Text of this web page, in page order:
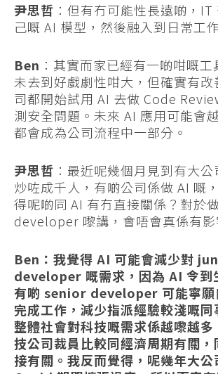
尹思哲 ：但有冇可能性長遠啲，
己嘅 AI 模型，然後融入到日常工
Ben ：其實而家已經有一啲咁嘅
未去到好戲劇性咁大，但確實有改
司都開始試用 AI 去做 Code
測安全問題。未來 AI 應用可能會
都會成為公司流程中一部分。
尹思哲 ：最近呢幾個月見到有大
炒咗成千人，有啲公司係做 AI 嘅
得呢啲同 AI 有冇直接關係？對於
developer 嚟講，會唔會真係有影
Ben：我覺得 AI 可能會減少對
developer 嘅需求，因為 AI 令到
有啲 senior developer 可能寧願
完成工作，減少指派經驗較淺嘅
整體社會對科技嘅需求係越嚟越多
技公司裁員比較同經濟周期有關
接有關。我反而覺得，呢幾年大公